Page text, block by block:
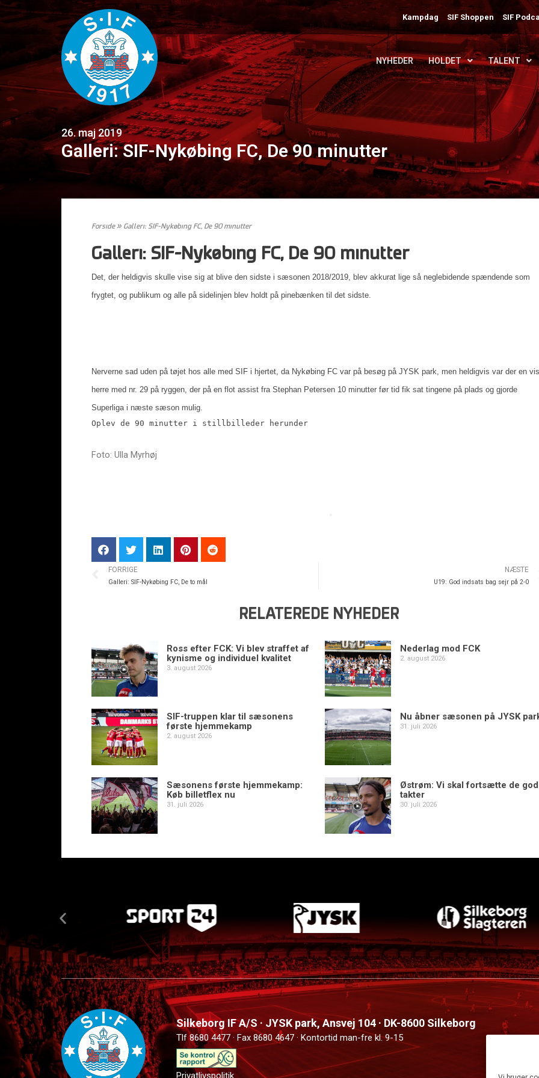
Kampdag SIF Shoppen SIF
NYHEDER HOLDET TALENT
26. maj 2019
Galleri: SIF-Nykøbing FC, De 90 minutter
Forside» Galleri: SIF-Nykøbing FC, De 90 minutter
Galleri: SIF-Nykøbing FC, De 90 minutter
Det, der heldigvis skulle vise sig at blive den sidste i sæsonen 2018/2019, blev akkurat lige så neglebidende spændende som
frygtet, og publikum og alle på sidelinjen blev holdt på pinebænken til det sidste.
Nerverne sad uden på tøjet hos alle med SIF i hjertet, da Nykøbing FC var på besøg på JYSK park, men heldigvis var der en vis
herre med nr. 29 på ryggen, der på en flot assist fra Stephan Petersen 10 minutter før tid fik sat tingene på plads og gjorde
Superliga i næste sæson mulig.
Oplev de 90 minutter i stillbilleder herunder
Foto: Ulla Myrhøj
FORRIGE
Galleri: SIF-Nykøbing FC, De to mål
NÆSTE
U19: God indsats bag sejr på 2-0
RELATEREDE NYHEDER
Ross efter FCK: Vi blev straffet af
kynisme og individuel kvalitet
3. august 2026
Nederlag mod FCK
2. august 2026
SIF-truppen klar til sæsonens
første hjemmekamp
2. august 2026
Nu åbner sæsonen på JYSK
31. juli 2026
Sæsonens første hjemmekamp:
Køb billetflex nu
31. juli 2026
Østrøm: Vi skal fortsætte de
takter
30. juli 2026
Silkeborg IF A/S · JYSK park, Ansvej 104 · DK-8600 Silkeborg
Tlf 8680 4477 · Fax 8680 4647 · Kontortid man-fre kl. 9-15
Privatlivspolitik